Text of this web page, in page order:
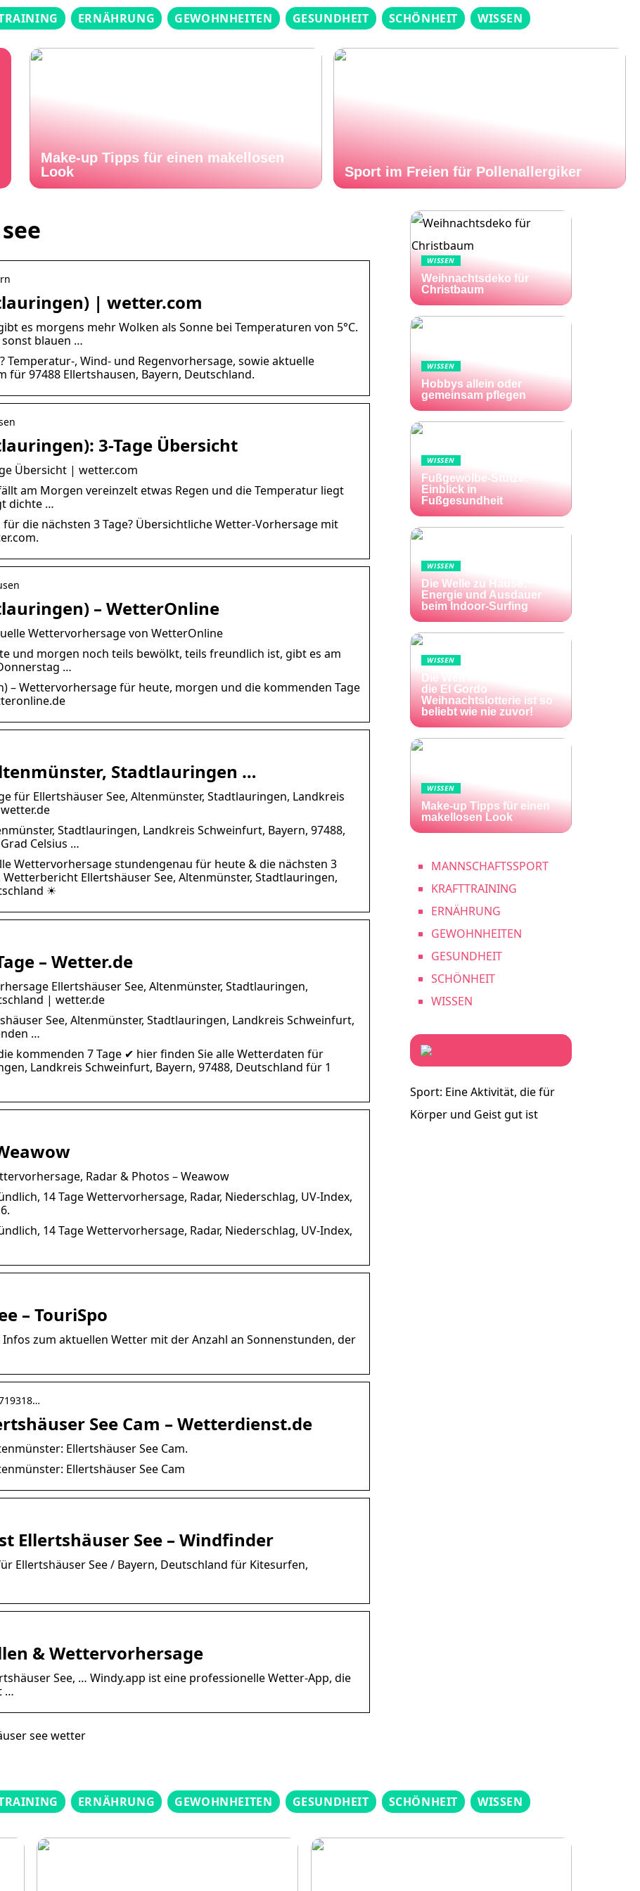
ERNÄHRUNG GEWOHNHEITEN GESUNDHEIT SCHÖNHEIT WISSEN
Make-up Tipps für einen makellosen
Look
Sport im Freien für Pollenallergiker
| wetter.com
es morgens mehr Wolken als Sonne bei Temperaturen von 5°C.
blauen …
Temperatur-, Wind- und Regenvorhersage, sowie aktuelle
97488 Ellertshausen, Bayern, Deutschland.
3-Tage Übersicht
Übersicht | wetter.com
am Morgen vereinzelt etwas Regen und die Temperatur liegt
dichte …
die nächsten 3 Tage? Übersichtliche Wetter-Vorhersage mit
– WetterOnline
Wettervorhersage von WetterOnline
und morgen noch teils bewölkt, teils freundlich ist, gibt es am
…
– Wettervorhersage für heute, morgen und die kommenden Tage
Stadtlauringen …
für Ellertshäuser See, Altenmünster, Stadtlauringen, Landkreis
Stadtlauringen, Landkreis Schweinfurt, Bayern, 97488,
Celsius …
Wettervorhersage stundengenau für heute & die nächsten 3
Ellertshäuser See, Altenmünster, Stadtlauringen,
☀
– Wetter.de
Ellertshäuser See, Altenmünster, Stadtlauringen,
| wetter.de
See, Altenmünster, Stadtlauringen, Landkreis Schweinfurt,
…
kommenden 7 Tage ✔ hier finden Sie alle Wetterdaten für
Landkreis Schweinfurt, Bayern, 97488, Deutschland für 1
Radar & Photos – Weawow
14 Tage Wettervorhersage, Radar, Niederschlag, UV-Index,
14 Tage Wettervorhersage, Radar, Niederschlag, UV-Index,
– TouriSpo
Infos zum aktuellen Wetter mit der Anzahl an Sonnenstunden, der
See Cam – Wetterdienst.de
Ellertshäuser See Cam.
Ellertshäuser See Cam
Ellertshäuser See – Windfinder
Ellertshäuser See / Bayern, Deutschland für Kitesurfen,
& Wettervorhersage
See, … Windy.app ist eine professionelle Wetter-App, die
…
see wetter
WISSEN
Weihnachtsdeko für
Christbaum
WISSEN
Hobbys allein oder
gemeinsam pflegen
WISSEN
Fußgewölbe-Stütze:
Einblick in
Fußgesundheit
WISSEN
Die Welle zu Hause:
Energie und Ausdauer
beim Indoor-Surfing
WISSEN
Die Welt im Lotto-Fieber –
die El Gordo
Weihnachtslotterie ist so
beliebt wie nie zuvor!
WISSEN
Make-up Tipps für einen
makellosen Look
MANNSCHAFTSSPORT
KRAFTTRAINING
ERNÄHRUNG
GEWOHNHEITEN
GESUNDHEIT
SCHÖNHEIT
WISSEN
Sport: Eine Aktivität, die für
Körper und Geist gut ist
ERNÄHRUNG GEWOHNHEITEN GESUNDHEIT SCHÖNHEIT WISSEN